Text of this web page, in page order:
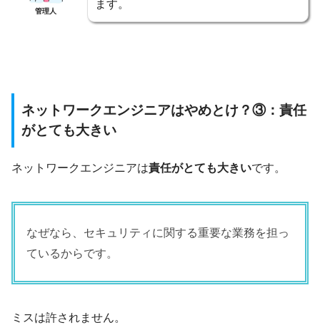
管理人
ます。
ネットワークエンジニアはやめとけ？③：責任
がとても大きい
ネットワークエンジニアは責任がとても大きいです。
なぜなら、セキュリティに関する重要な業務を担っ
ているからです。
ミスは許されません。